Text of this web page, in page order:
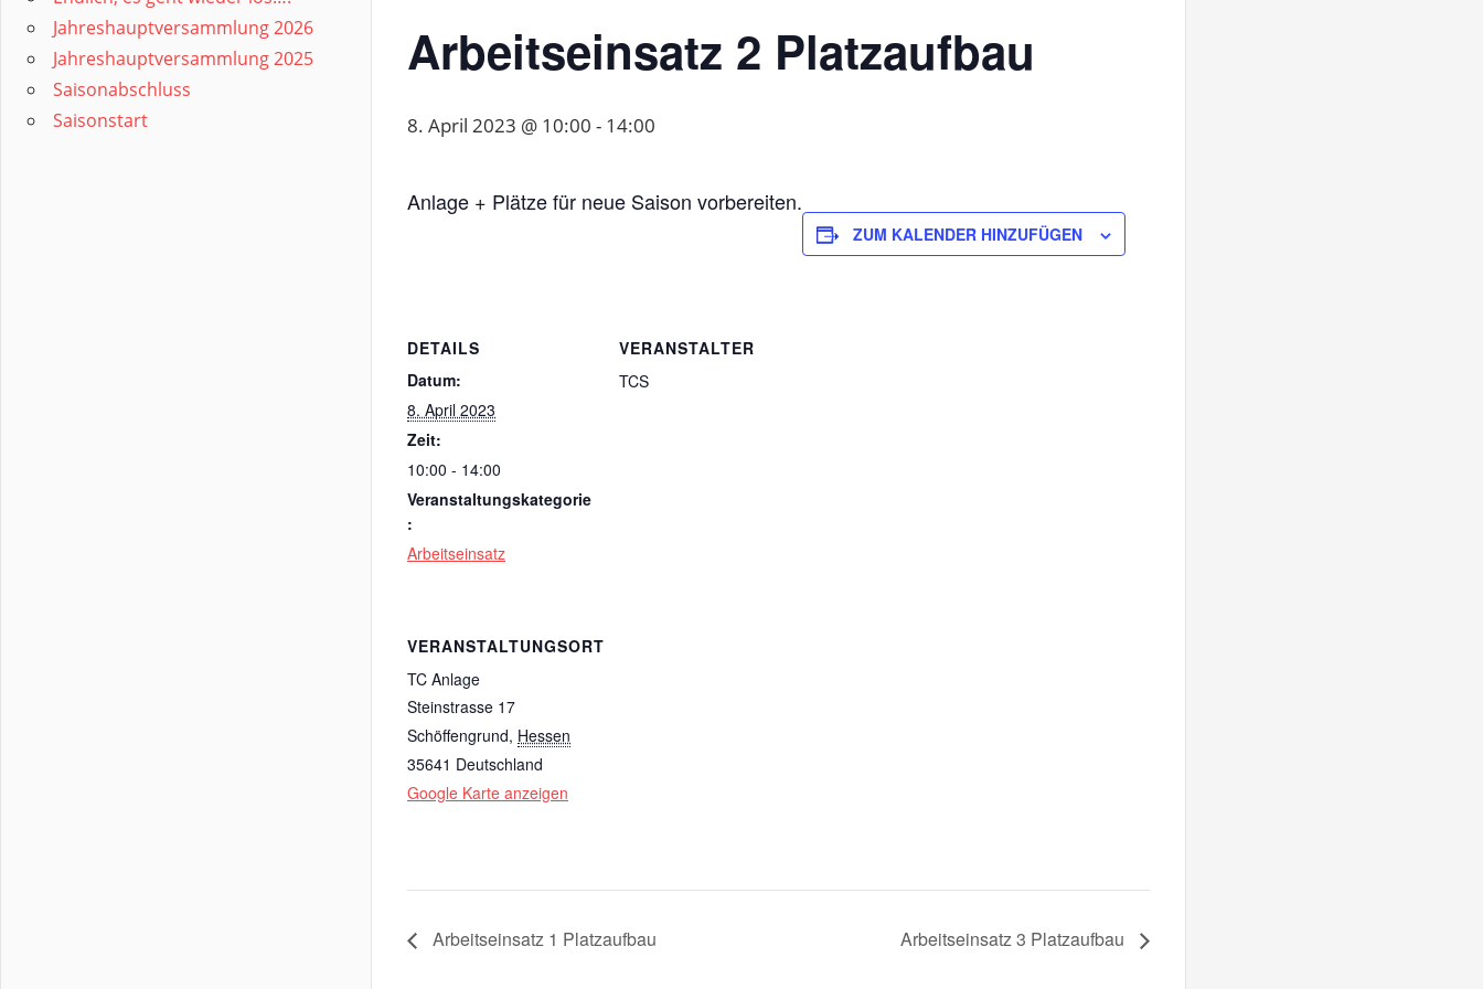
Arbeitseinsatz 2 Platzaufbau
8. April 2023 @ 10:00 - 14:00
Anlage + Plätze für neue Saison vorbereiten.
ZUM KALENDER HINZUFÜGEN
DETAILS
Datum:
8. April 2023
Zeit:
10:00 - 14:00
Veranstaltungskategorie
:
Arbeitseinsatz
VERANSTALTER
TCS
VERANSTALTUNGSORT
TC Anlage
Steinstrasse 17
Schöffengrund, Hessen
35641 Deutschland
Google Karte anzeigen
Arbeitseinsatz 1 Platzaufbau Arbeitseinsatz 3 Platzaufbau
Jahreshauptversammlung 2026
Jahreshauptversammlung 2025
Saisonabschluss
Saisonstart